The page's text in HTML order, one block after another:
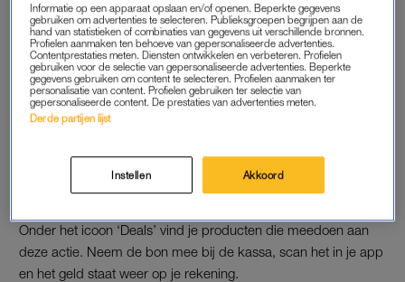
LEES OOK
TIKKIE
Wie kent ‘m niet: de app waarmee je je (uitgeleende) geld zo
Tikkie producten uit de supermarkt gratis – of met veel korting
– kunt uitproberen?
Onder het icoon ‘Deals’ vind je producten die meedoen aan
deze actie. Neem de bon mee bij de kassa, scan het in je app
en het geld staat weer op je rekening.
Informatie op een apparaat opslaan en/of openen. Beperkte gegevens
gebruiken om advertenties te selecteren. Publieksgroepen begrijpen aan de
hand van statistieken of combinaties van gegevens uit verschillende bronnen.
Profielen aanmaken ten behoeve van gepersonaliseerde advertenties.
Contentprestaties meten. Diensten ontwikkelen en verbeteren. Profielen
gebruiken voor de selectie van gepersonaliseerde advertenties. Beperkte
gegevens gebruiken om content te selecteren. Profielen aanmaken ter
personalisatie van content. Profielen gebruiken ter selectie van
gepersonaliseerde content. De prestaties van advertenties meten.
Derde partijen lijst
Instellen Akkoord